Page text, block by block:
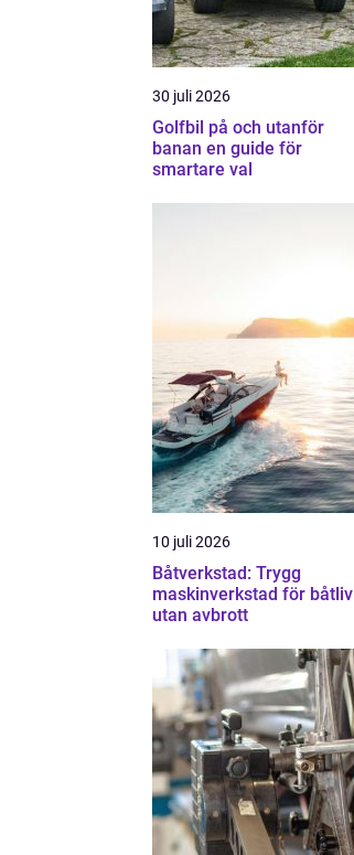
30 juli 2026
Golfbil på och utanför
banan en guide för
smartare val
10 juli 2026
Båtverkstad: Trygg
maskinverkstad för båtliv
utan avbrott